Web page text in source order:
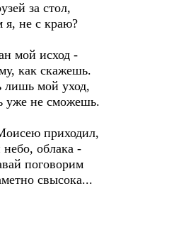
за стол,
я, не с краю?
мой исход -
как скажешь.
лишь мой уход,
уже не сможешь.
приходил,
облака -
поговорим
свысока...